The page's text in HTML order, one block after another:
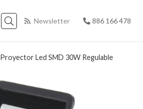
Buscar
Newsletter 886 166 478
Proyector Led SMD 30W Regulable